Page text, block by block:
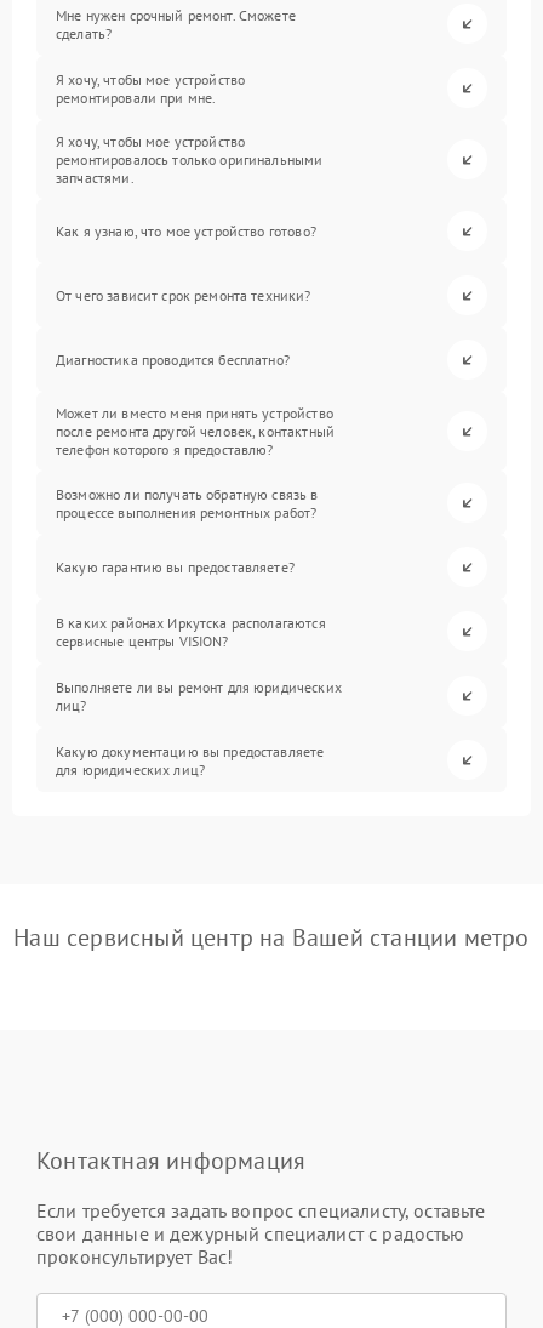
Мне нужен срочный ремонт. Сможете
сделать?
Я хочу, чтобы мое устройство
ремонтировали при мне.
Я хочу, чтобы мое устройство
ремонтировалось только оригинальными
запчастями.
Как я узнаю, что мое устройство готово?
От чего зависит срок ремонта техники?
Диагностика проводится бесплатно?
Может ли вместо меня принять устройство
после ремонта другой человек, контактный
телефон которого я предоставлю?
Возможно ли получать обратную связь в
процессе выполнения ремонтных работ?
Какую гарантию вы предоставляете?
В каких районах Иркутска располагаются
сервисные центры VISION?
Выполняете ли вы ремонт для юридических
лиц?
Какую документацию вы предоставляете
для юридических лиц?
Наш сервисный центр на Вашей станции метро
Контактная информация
Если требуется задать вопрос специалисту, оставьте
свои данные и дежурный специалист с радостью
проконсультирует Вас!